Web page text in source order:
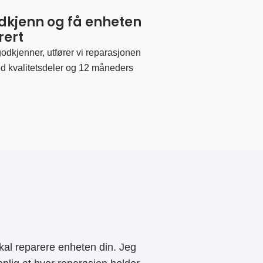
og få enheten
utfører vi reparasjonen
kvalitetsdeler og 12 måneders
reparere enheten din. Jeg